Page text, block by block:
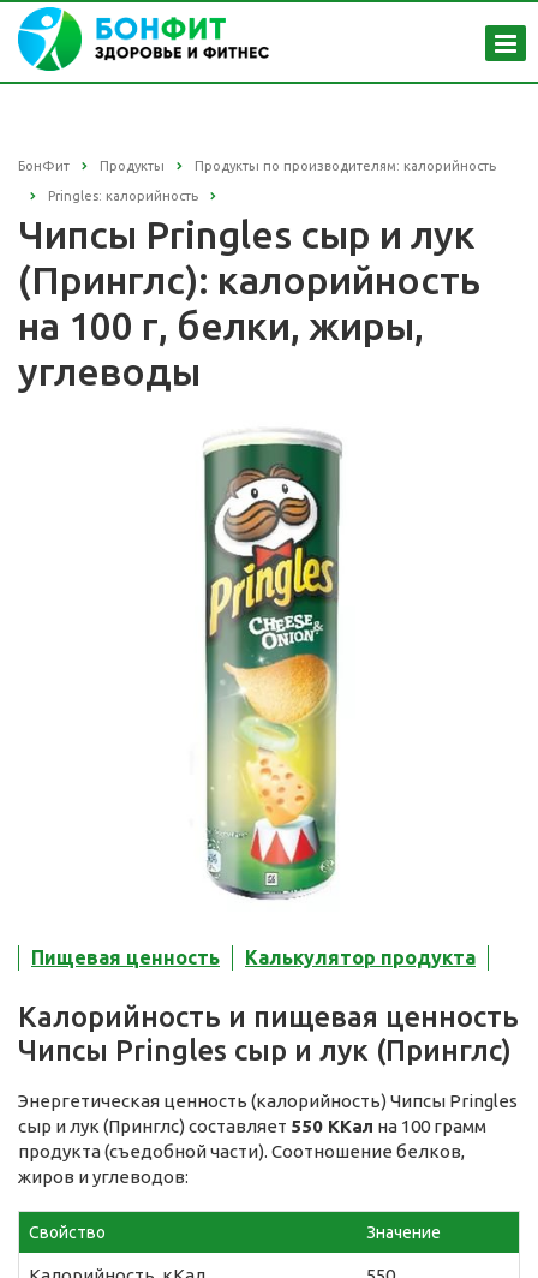
БонФит Продукты Продукты по производителям: калорийность
Pringles: калорийность
Чипсы Pringles сыр и лук
(Принглс): калорийность
на 100 г, белки, жиры,
углеводы
Пищевая ценность Калькулятор продукта
Калорийность и пищевая ценность
Чипсы Pringles сыр и лук (Принглс)
Энергетическая ценность (калорийность) Чипсы Pringles
сыр и лук (Принглс) составляет 550 ККал на 100 грамм
продукта (съедобной части). Соотношение белков,
жиров и углеводов:
Свойство Значение